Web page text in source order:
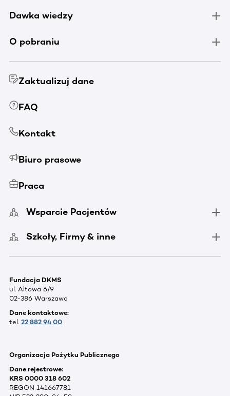
Dawka wiedzy
O pobraniu
Zaktualizuj dane
FAQ
Kontakt
Biuro prasowe
Praca
Wsparcie Pacjentów
Szkoły, Firmy & inne
Fundacja DKMS
ul. Altowa 6/9
02-386 Warszawa
Dane kontaktowe:
tel. 22 882 94 00
Organizacja Pożytku Publicznego
Dane rejestrowe:
KRS 0000 318 602
REGON 141667781